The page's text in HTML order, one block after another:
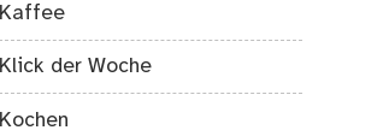
Kaffee
Klick der Woche
Kochen